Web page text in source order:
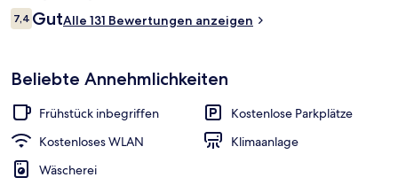
beträgt
37 €.
Bewertungen
7,47,4 von 10.
GutAlle 131 Bewertungen anzeigen
Beliebte Annehmlichkeiten
Frühstück inbegriffen
Kostenlose Parkplätze
Kostenloses WLAN
Klimaanlage
Wäscherei